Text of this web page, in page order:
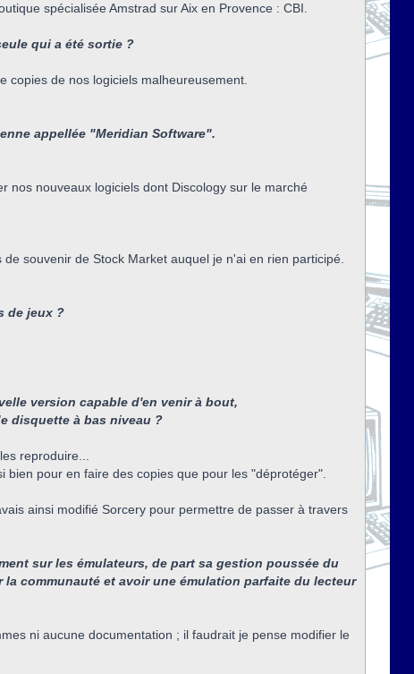
spécialisée Amstrad sur Aix en Provence : CBI.
qui a été sortie ?
copies de nos logiciels malheureusement.
appellée "Meridian Software".
nos nouveaux logiciels dont Discology sur le marché
souvenir de Stock Market auquel je n'ai en rien participé.
de jeux ?
version capable d'en venir à bout,
disquette à bas niveau ?
reproduire...
pour en faire des copies que pour les "déprotéger".
ainsi modifié Sorcery pour permettre de passer à travers
sur les émulateurs, de part sa gestion poussée du
communauté et avoir une émulation parfaite du lecteur
ni aucune documentation ; il faudrait je pense modifier le